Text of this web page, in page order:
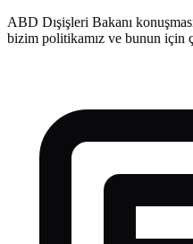
ABD Dışişleri Bakanı
bizim politikamız ve bunun için